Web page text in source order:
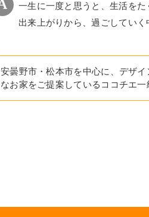
一生に一度と思うと、生活を
出来上がりから、過ごしてい
安曇野市・松本市を中心に、デザ
なお家をご提案しているココチエ